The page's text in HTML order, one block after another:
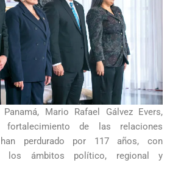
Mario Rafael Gálvez Evers,
de las relaciones
perdurado por 117 años, con
los ámbitos político, regional y